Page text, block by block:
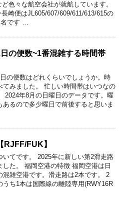
色々な航空会社が就航しています。
崎便はJL605/607/609/611/613/615の
名です …
の便数~1番混雑する時間帯
の便数はどれくらいでしょうか。時
てみました。 忙しい時間帯はいつなの
2024年8月の日曜日のデータです。曜
あるので多少曜日で前後すると思いま
RJFF/FUK】
いてです。 2025年に新しい第2滑走路
した。 福岡空港の特徴 福岡空港は日
混雑空港です。滑走路は2本です。 2
うち1本は国際線の離陸専用(RWY16R